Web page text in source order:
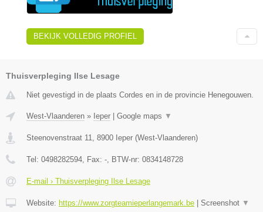
BEKIJK VOLLEDIG PROFIEL
Thuisverpleging Ilse Lesage
Niet gevestigd in de plaats Cordes en in de provincie Henegouwen.
West-Vlaanderen » Ieper Google maps ▼
Steenovenstraat 11, 8900 Ieper (West-Vlaanderen)
Tel: 0498282594, Fax: -, BTW-nr: 0834148728
E-mail › Thuisverpleging Ilse Lesage
Website: https://www.zorgteamieperlangemark.be Screenshot ▼